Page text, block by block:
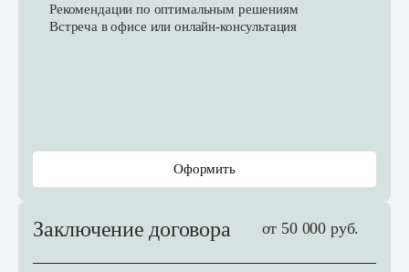
Рекомендации по оптимальным решениям
Встреча в офисе или онлайн-консультация
Оформить
Заключение договора от 50 000 руб.